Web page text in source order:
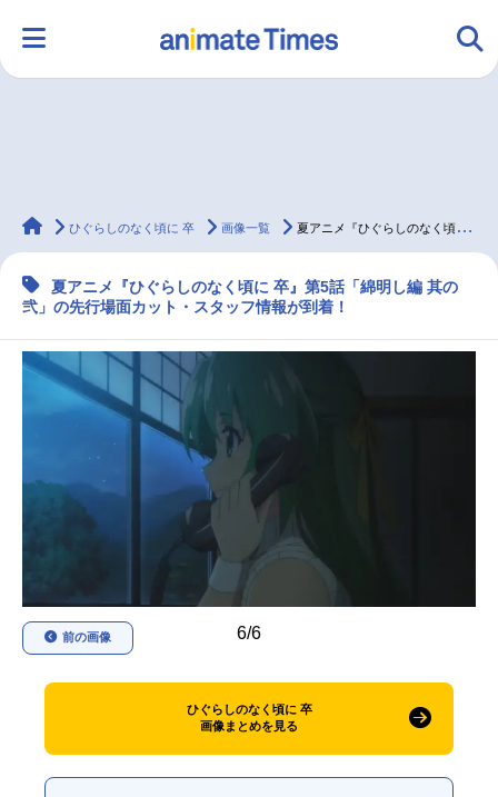
ラジオ みんなの声 グッズ 映画
マンガ・ラノベ ゲーム・アプリ 音楽
2.5次元 配信・Vtuber
最新記事一覧
アニメ記事一覧
アニメ映画一覧 実写化映画一覧
春アニメ
秋アニメ 冬アニメ
FOLLOW US
animateTimes
ひぐらしのなく頃に 卒 画像一覧 夏アニメ『ひぐらしのなく頃に 卒』第5話の先行カット到着
夏アニメ『ひぐらしのなく頃に 卒』第5話「綿明し編 其の
弐」の先行場面カット・スタッフ情報が到着！
6/6
前の画像
ひぐらしのなく頃に 卒
画像まとめを見る